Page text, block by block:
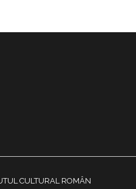
CULTURAL ROMÂN